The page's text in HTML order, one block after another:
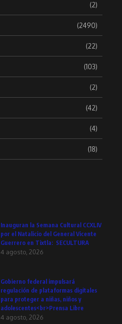
(2)
(2490)
(22)
(103)
(2)
(42)
(4)
(18)
Inauguran la Semana Cultural CCXLIV
por el Natalicio del General Vicente
Guerrero en Tixtla: SECULTURA
4 agosto, 2026
Gobierno federal impulsará
regulación de plataformas digitales
para proteger a niñas, niños y
adolescentes<br>Prensa Libre
4 agosto, 2026